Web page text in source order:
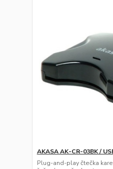
AKASA AK-CR-03BK /
Plug-and-play čtečka